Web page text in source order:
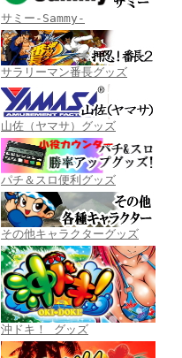
サミー-Sammy-
サラリーマン番長グッズ
山佐（ヤマサ）グッズ
パチ＆スロ便利グッズ
その他キャラクターグッズ
沖ドキ！ グッズ